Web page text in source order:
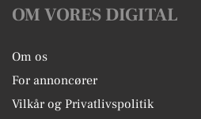
OM VORES DIGITAL
Om os
For annoncører
Vilkår og Privatlivspolitik